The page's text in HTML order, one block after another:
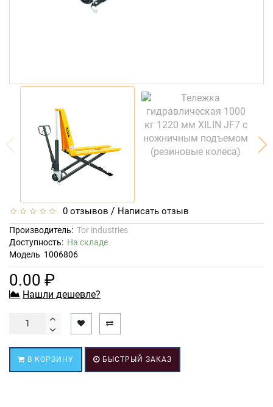
0 отзывов / Написать отзыв
Производитель: Tor industries
Доступность: На складе
Модель 1006806
0.00 ₽
Нашли дешевле?
В КОРЗИНУ БЫСТРЫЙ ЗАКАЗ